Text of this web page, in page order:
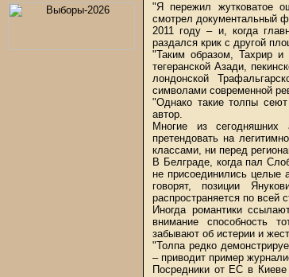
"Я пережил жутковатое
смотрел документальный
2011 году – и, когда
раздался крик с другой
"Таким образом, Тахрир
тегеранской Азади,
лондонской
символами современной
"Однако такие толпы
автор.
Многие из сегодняшних
претендовать на
классами, ни перед
В Белграде, когда пал
не присоединились целые
говорят, позиции
распространяется по всей
Иногда романтики
внимание способность
забывают об истерии и
"Толпа редко
– приводит пример
Посредники от ЕС в